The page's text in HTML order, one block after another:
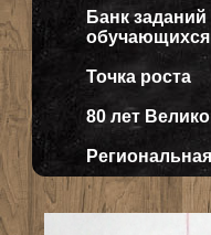
Банк
обучающихся
Точка роста
80 лет